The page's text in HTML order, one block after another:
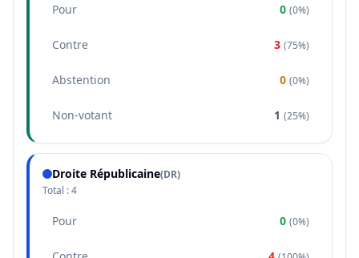
Pour 0 (0%)
Contre 3 (75%)
Abstention 0 (0%)
Non-votant 1 (25%)
Droite Républicaine(DR)
Total :4
Pour 0 (0%)